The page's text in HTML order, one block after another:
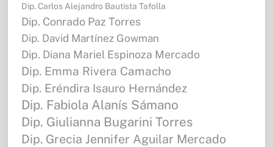
Dip. Carlos Alejandro Bautista Tafolla
Dip. Conrado Paz Torres
Dip. David Martínez Gowman
Dip. Diana Mariel Espinoza Mercado
Dip. Emma Rivera Camacho
Dip. Eréndira Isauro Hernández
Dip. Fabiola Alanís Sámano
Dip. Giulianna Bugarini Torres
Dip. Grecia Jennifer Aguilar Mercado